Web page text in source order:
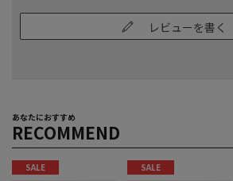
レビューを書く
あなたにおすすめ
RECOMMEND
SALE SALE